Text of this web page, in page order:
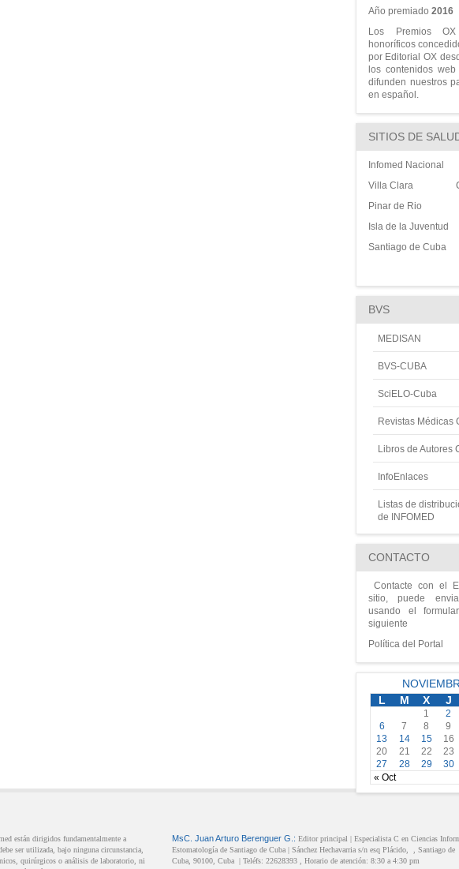
Año premiado 2016
Los Premios
honoríficos
por Editorial OX
los contenidos
difunden nuestros
en español.
SITIOS DE
Infomed Nacional
Villa Clara
Pinar de Rio
Isla de la Juventud
Santiago de Cuba
BVS
MEDISAN
BVS-CUBA
SciELO-Cuba
Revistas Médicas
Libros de Autores
InfoEnlaces
Listas de
de INFOMED
CONTACTO
Contacte con el
sitio, puede
usando el
siguiente
Política del Portal
L
M X J
« Oct
1 2
6
7 8 9
13
14 15 16
20
21 22 23
27
28 29 30
están dirigidos fundamentalmente a
ser utilizada, bajo ninguna circunstancia,
quirúrgicos o análisis de laboratorio, ni
MsC. Juan Arturo Berenguer G.: Editor principal | Especialista C en Ciencias
Estomatología de Santiago de Cuba | Sánchez Hechavarria s/n esq Plácido, , Santiago de
Cuba, 90100, Cuba Teléfs: 22628393 , Horario de atención: 8:30 a 4:30 pm